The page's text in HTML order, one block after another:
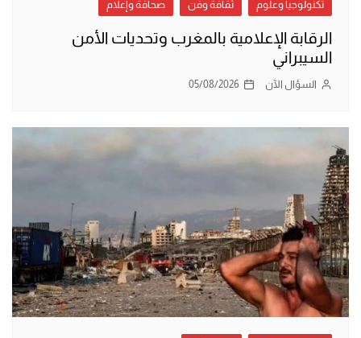
تكنولوجيا وعلوم ثقافة وفن صحافة وإعلام
الرقابة الإعلامية بالمغرب وتحديات الأمن
السيبراني
السؤال الآن 05/08/2026